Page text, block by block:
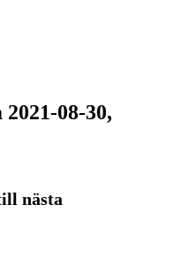
08-30,
nästa